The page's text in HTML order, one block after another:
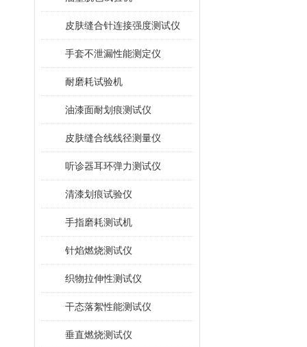
皮肤缝合针连接强度测试仪
手套不泄漏性能测定仪
耐磨耗试验机
油漆面耐划痕测试仪
皮肤缝合线线径测量仪
听诊器耳环弹力测试仪
清漆划痕试验仪
手指磨耗测试机
针焰燃烧测试仪
织物拉伸性测试仪
干态落絮性能测试仪
垂直燃烧测试仪